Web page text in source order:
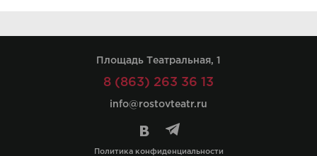
Площадь Театральная, 1
8 (863) 263 36 13
info@rostovteatr.ru
Политика конфиденциальности